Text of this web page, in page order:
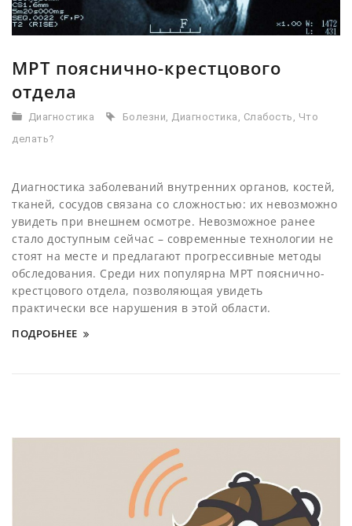
МРТ пояснично-крестцового
отдела
Диагностика Болезни, Диагностика , Слабость , Что
делать?
Диагностика заболеваний внутренних органов, костей,
тканей, сосудов связана со сложностью: их невозможно
увидеть при внешнем осмотре. Невозможное ранее
стало доступным сейчас – современные технологии не
стоят на месте и предлагают прогрессивные методы
обследования. Среди них популярна МРТ пояснично-
крестцового отдела, позволяющая увидеть
практически все нарушения в этой области.
ПОДРОБНЕЕ